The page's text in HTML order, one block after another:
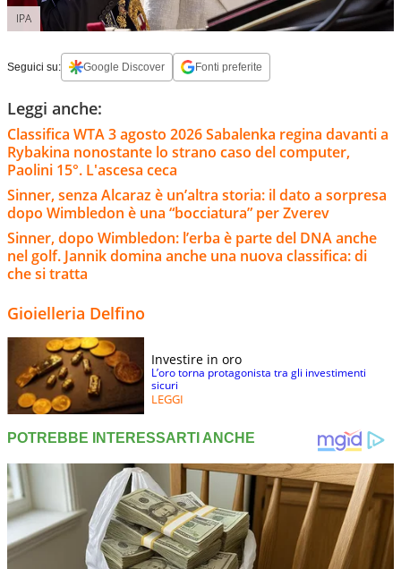
IPA
Seguici su: Google Discover Fonti preferite
Leggi anche:
Classifica WTA 3 agosto 2026 Sabalenka regina davanti a
Rybakina nonostante lo strano caso del computer,
Paolini 15°. L'ascesa ceca
Sinner, senza Alcaraz è un’altra storia: il dato a sorpresa
dopo Wimbledon è una “bocciatura” per Zverev
Sinner, dopo Wimbledon: l’erba è parte del DNA anche
nel golf. Jannik domina anche una nuova classifica: di
che si tratta
Gioielleria Delfino
Investire in oro
L’oro torna protagonista tra gli investimenti
sicuri
LEGGI